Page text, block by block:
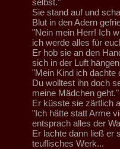
selbst."
Sie stand auf und
Blut in den Adern
"Nein mein Herr! Ich
ich werde alles für
Er hob sie an den
sich in der Luft
"Mein Kind ich dachte
Du wolltest ihn doch
meine Mädchen geht."
Er küsste sie zärtlich
"Ich hätte statt Arme
entsprach alles der
Er lachte dann ließ er
teuflisches Werk...